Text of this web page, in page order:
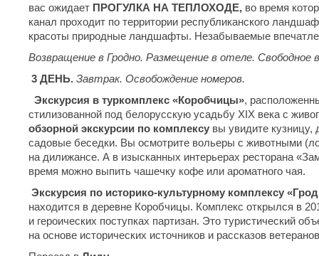
вас ожи­да­ет ПРОГУЛКА НА ТЕПЛОХОДЕ, во вре­мя
ка­нал проходит по территории республиканского
кра­со­ты при­род­ные ланд­шаф­ты. Незабываемые
Возвращение в Гродно. Размещение в отеле. Свободное
3 ДЕНЬ. Завтрак. Освобождение номеров.
Экскурсия в туркомплекс «Коробчицы»,
стилизованной под белорусскую усадьбу XIX века с
обзорной экскурсии по комплексу вы увидите кузницу,
садовые беседки. Вы осмотрите вольеры с животными
на дилижансе. А в изысканных интерьерах ресторана
время можно выпить чашечку кофе или ароматного чая.
Экскурсия по историко-культурному комплексу «
находится в деревне Коробчицы. Комплекс открылся в
и героических поступках партизан. Это туристический
на основе исторических источников и рассказов